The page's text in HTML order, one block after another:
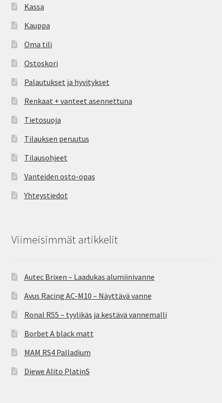
Kassa
Kauppa
Oma tili
Ostoskori
Palautukset ja hyvitykset
Renkaat + vanteet asennettuna
Tietosuoja
Tilauksen peruutus
Tilausohjeet
Vanteiden osto-opas
Yhteystiedot
Viimeisimmät artikkelit
Autec Brixen – Laadukas alumiinivanne
Avus Racing AC-M10 – Näyttävä vanne
Ronal R55 – tyylikäs ja kestävä vannemalli
Borbet A black matt
MAM RS4 Palladium
Diewe Alito PlatinS